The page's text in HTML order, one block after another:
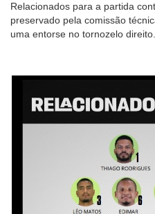
Relacionados para a partida
preservado pela comissão
uma entorse no tornozelo direito.